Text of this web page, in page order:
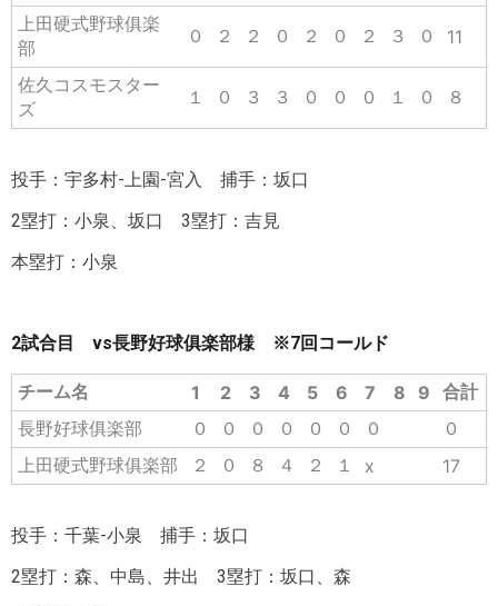
上田硬式野球俱楽
部
０ ２ ２ ０ ２ ０ ２ ３ ０ 11
佐久コスモスター
ズ
１ ０ ３ ３ ０ ０ ０ １ ０ ８
投手：宇多村-上園-宮入 捕手：坂口
2塁打：小泉、坂口 3塁打：吉見
本塁打：小泉
2試合目 vs長野好球俱楽部様 ※7回コールド
チーム名 1 2 3 4 5 6 7 8 9 合計
長野好球俱楽部
０ ０ ０ ０ ０ ０ ０
０
上田硬式野球俱楽部
２ ０ ８ ４ ２ １ x 17
投手：千葉-小泉 捕手：坂口
2塁打：森、中島、井出 3塁打：坂口、森